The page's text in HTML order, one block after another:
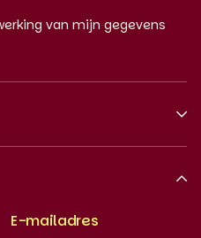
van mijn gegevens
E-mailadres